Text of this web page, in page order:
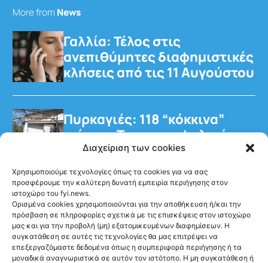
Διαχείριση των cookies
Χρησιμοποιούμε τεχνολογίες όπως τα cookies για να σας
προσφέρουμε την καλύτερη δυνατή εμπειρία περιήγησης στον
ιστοχώρο του fyi.news.
Ορισμένα cookies χρησιμοποιούνται για την αποθήκευση ή/και την
πρόσβαση σε πληροφορίες σχετικά με τις επισκέψεις στον ιστοχώρο
μας και για την προβολή (μη) εξατομικευμένων διαφημίσεων. Η
συγκατάθεση σε αυτές τις τεχνολογίες θα μας επιτρέψει να
επεξεργαζόμαστε δεδομένα όπως η συμπεριφορά περιήγησης ή τα
μοναδικά αναγνωριστικά σε αυτόν τον ιστότοπο. Η μη συγκατάθεση ή
More from News
Γαλλία: Τέλος στις
ανεπιθύμητες διαφημιστικές
κλήσεις από τις 11 Αυγούστου
Πυρκαγιές: 118 “κόκκινα”
κτίρια – Τρεις προφυλακίσεις
για τη φωτιά στη Βοιωτία
Ακολούθησέ μας